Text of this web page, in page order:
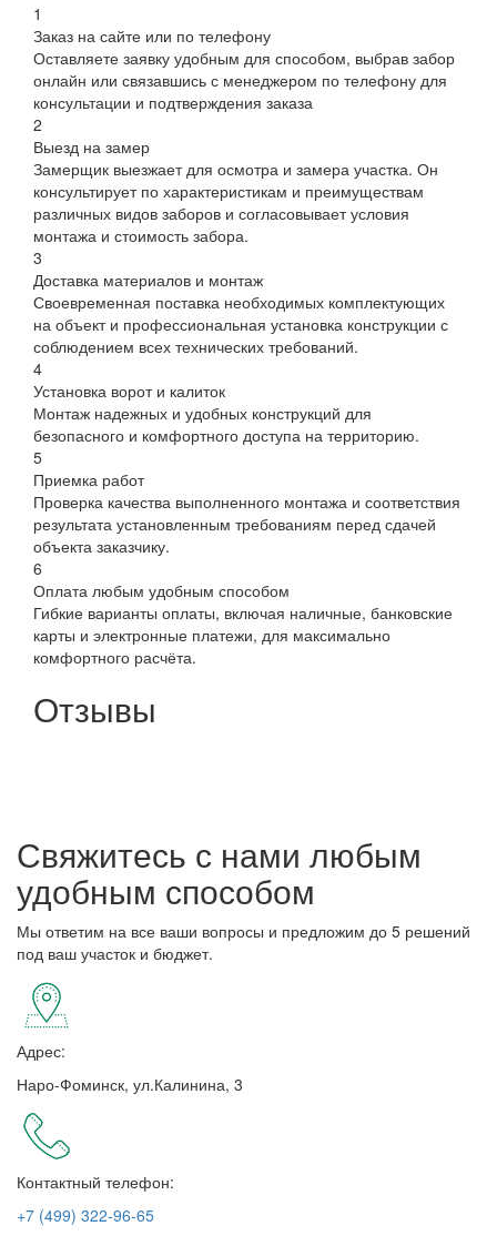
1
Заказ на сайте или по телефону
Оставляете заявку удобным для способом, выбрав забор
онлайн или связавшись с менеджером по телефону для
консультации и подтверждения заказа
2
Выезд на замер
Замерщик выезжает для осмотра и замера участка. Он
консультирует по характеристикам и преимуществам
различных видов заборов и согласовывает условия
монтажа и стоимость забора.
3
Доставка материалов и монтаж
Своевременная поставка необходимых комплектующих
на объект и профессиональная установка конструкции с
соблюдением всех технических требований.
4
Установка ворот и калиток
Монтаж надежных и удобных конструкций для
безопасного и комфортного доступа на территорию.
5
Приемка работ
Проверка качества выполненного монтажа и соответствия
результата установленным требованиям перед сдачей
объекта заказчику.
6
Оплата любым удобным способом
Гибкие варианты оплаты, включая наличные, банковские
карты и электронные платежи, для максимально
комфортного расчёта.
Отзывы
Свяжитесь с нами любым
удобным способом
Мы ответим на все ваши вопросы и предложим до 5 решений
под ваш участок и бюджет.
Адрес:
Наро-Фоминск, ул.Калинина, 3
Контактный телефон:
+7 (499) 322-96-65